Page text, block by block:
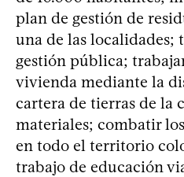
plan de gestión de
una de las localidades;
gestión pública;
vivienda mediante la
cartera de tierras de la
materiales; combatir
en todo el territorio
trabajo de educación